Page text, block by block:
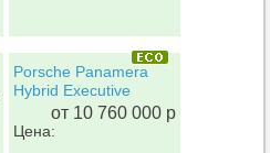
Porsche Panamera
Hybrid Executive
от 10 760 000 р
Цена: